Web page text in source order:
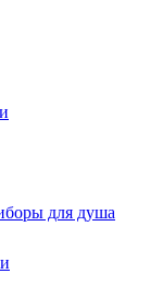
для душа